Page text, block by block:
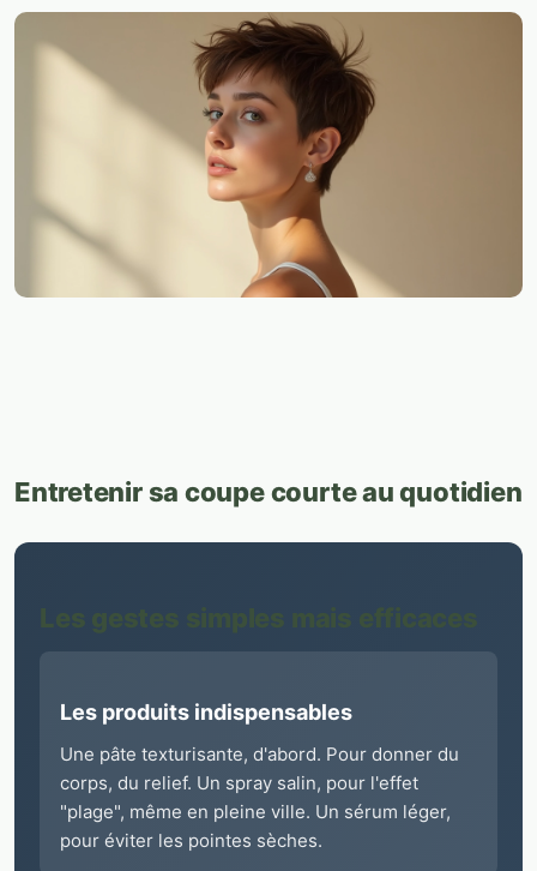
Entretenir sa coupe courte au quotidien
Les gestes simples mais efficaces
Les produits indispensables
Une pâte texturisante, d'abord. Pour donner du
corps, du relief. Un spray salin, pour l'effet
"plage", même en pleine ville. Un sérum léger,
pour éviter les pointes sèches.